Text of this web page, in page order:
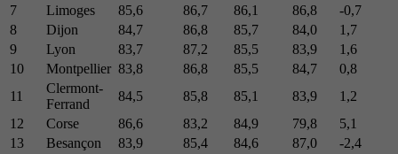
7
Limoges 85,6 86,7 86,1 86,8
-0,7
8
Dijon 84,7 86,8 85,7 84,0
1,7
9
Lyon 83,7 87,2 85,5 83,9
1,6
10
Montpellier 83,8 86,8 85,5 84,7
0,8
11
Clermont-
Ferrand
84,5 85,8 85,1 83,9
1,2
12
Corse 86,6 83,2 84,9 79,8
5,1
13
Besançon 83,9 85,4 84,6 87,0
-2,4